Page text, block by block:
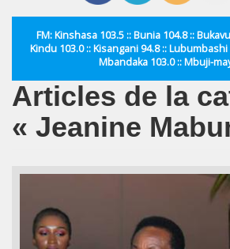
FM: Kinshasa 103.5 :: Bunia 104.8 ::
Kindu 103.0 :: Kisangani 94.8 :: Lubumbashi
Mbandaka 103.0 :: Mbuji-
Articles de la
« Jeanine